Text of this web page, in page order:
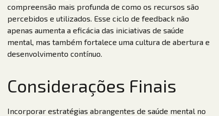
compreensão mais profunda de como os recursos são
percebidos e utilizados. Esse ciclo de feedback não
apenas aumenta a eficácia das iniciativas de saúde
mental, mas também fortalece uma cultura de abertura e
desenvolvimento contínuo.
Considerações Finais
Incorporar estratégias abrangentes de saúde mental no